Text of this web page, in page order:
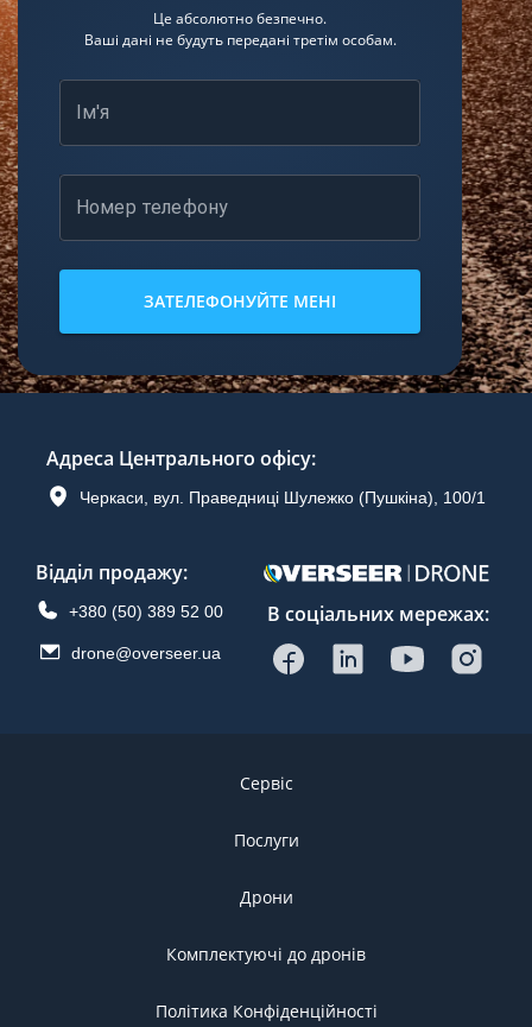
Це абсолютно безпечно.
Ваші дані не будуть передані третім особам.
Ім'я
Номер телефону
ЗАТЕЛЕФОНУЙТЕ МЕНІ
В соціальних мережах:
Адреса Центрального офісу:
Черкаси, вул. Праведниці Шулежко (Пушкіна), 100/1
Відділ продажу:
+380 (50) 389 52 00
drone@overseer.ua
Сервіс
Послуги
Дрони
Комплектуючі до дронів
Політика Конфіденційності